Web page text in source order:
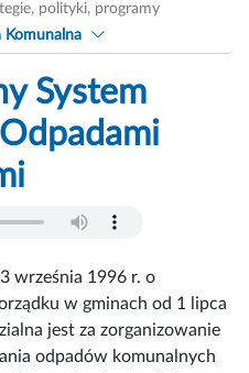
polityki, programy
Komunalna
System
września 1996 r. o
w gminach od 1 lipca
jest za zorganizowanie
odpadów komunalnych